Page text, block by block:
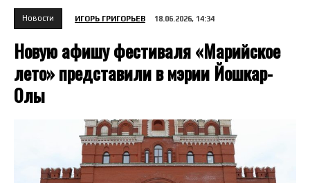
Новости ИГОРЬ ГРИГОРЬЕВ 18.06.2026, 14:34
Новую афишу фестиваля «Марийское
лето» представили в мэрии Йошкар-
Олы